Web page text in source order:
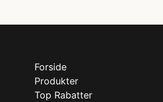
Forside
Produkter
Top Rabatter